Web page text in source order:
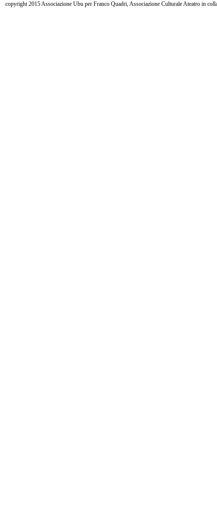
copyright 2015 Associazione Ubu per Franco Quadri, Associazione Culturale Ateatro in